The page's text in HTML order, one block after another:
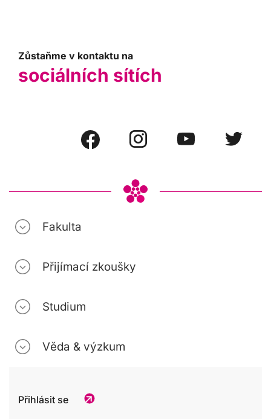
Zůstaňme v kontaktu na
sociálních sítích
Fakulta
Přijímací zkoušky
Studium
Věda & výzkum
Přihlásit se